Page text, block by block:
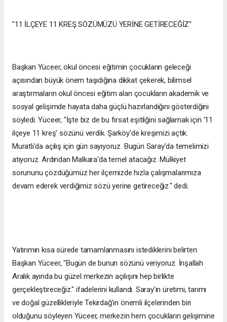
"11 İLÇEYE 11 KREŞ SÖZÜMÜZÜ YERİNE GETİRECEĞİZ"
Başkan Yüceer, okul öncesi eğitimin çocukların geleceği
açısından büyük önem taşıdığına dikkat çekerek, bilimsel
araştırmaların okul öncesi eğitim alan çocukların akademik ve
sosyal gelişimde hayata daha güçlü hazırlandığını gösterdiğini
söyledi. Yüceer, "İşte biz de bu fırsat eşitliğini sağlamak için '11
ilçeye 11 kreş' sözünü verdik. Şarköy'de kreşimizi açtık.
Muratlı'da açılış için gün sayıyoruz. Bugün Saray'da temelimizi
atıyoruz. Ardından Malkara'da temel atacağız. Mülkiyet
sorununu çözdüğümüz her ilçemizde hızla çalışmalarımıza
devam ederek verdiğimiz sözü yerine getireceğiz." dedi.
Yatırımın kısa sürede tamamlanmasını istediklerini belirten
Başkan Yüceer, "Bugün de bunun sözünü veriyoruz. İnşallah
Aralık ayında bu güzel merkezin açılışını hep birlikte
gerçekleştireceğiz." ifadelerini kullandı. Saray'ın üretimi, tarımı
ve doğal güzellikleriyle Tekirdağ'ın önemli ilçelerinden biri
olduğunu söyleyen Yüceer, merkezin hem çocukların gelişimine